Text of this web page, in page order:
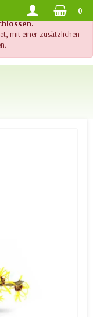
Telefonsupport
mit einer zusätzlichen
VERSAND AB 120.- 0